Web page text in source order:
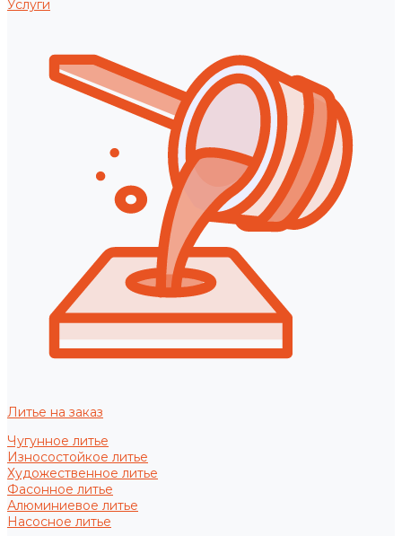
Услуги
Литье на заказ
Чугунное литье
Износостойкое литье
Художественное литье
Фасонное литье
Алюминиевое литье
Насосное литье